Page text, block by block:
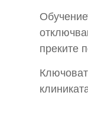
преките